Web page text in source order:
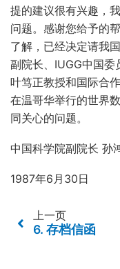
提的建议很有兴趣，
问题。感谢您给予的
了解，已经决定请我
副院长、IUGG中国
叶笃正教授和国际合
在温哥华举行的世界
同关心的问题。
中国科学院副院长 孙
1987年6月30日
上一页
6.存档信函